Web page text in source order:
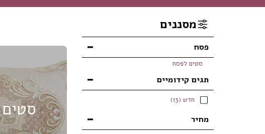
מסננים
פסח
סטים לפסח
מחיר
תגים קידומיים
חדש(13)